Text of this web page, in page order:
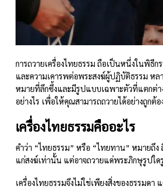
การถวายเครื่องไทยธรรม ถือเป็นหนึ่งในพิ
และความเคารพต่อพระสงฆ์ผู้ปฏิบัติธรรม หล
หมายที่ลึกซึ้งและมีรูปแบบเฉพาะตัวที่แตกต่าง
อย่างไร เพื่อให้คุณสามารถถวายได้อย่างถูก
เครื่องไทยธรรมคืออะไร
คำว่า “ไทยธรรม” หรือ “ไทยทาน” หมายถึ
แก่สงฆ์เท่านั้น แต่อาจถวายแด่พระภิกษุรูปใ
เครื่องไทยธรรมจึงไม่ใช่เพียงสิ่งของธรรมด